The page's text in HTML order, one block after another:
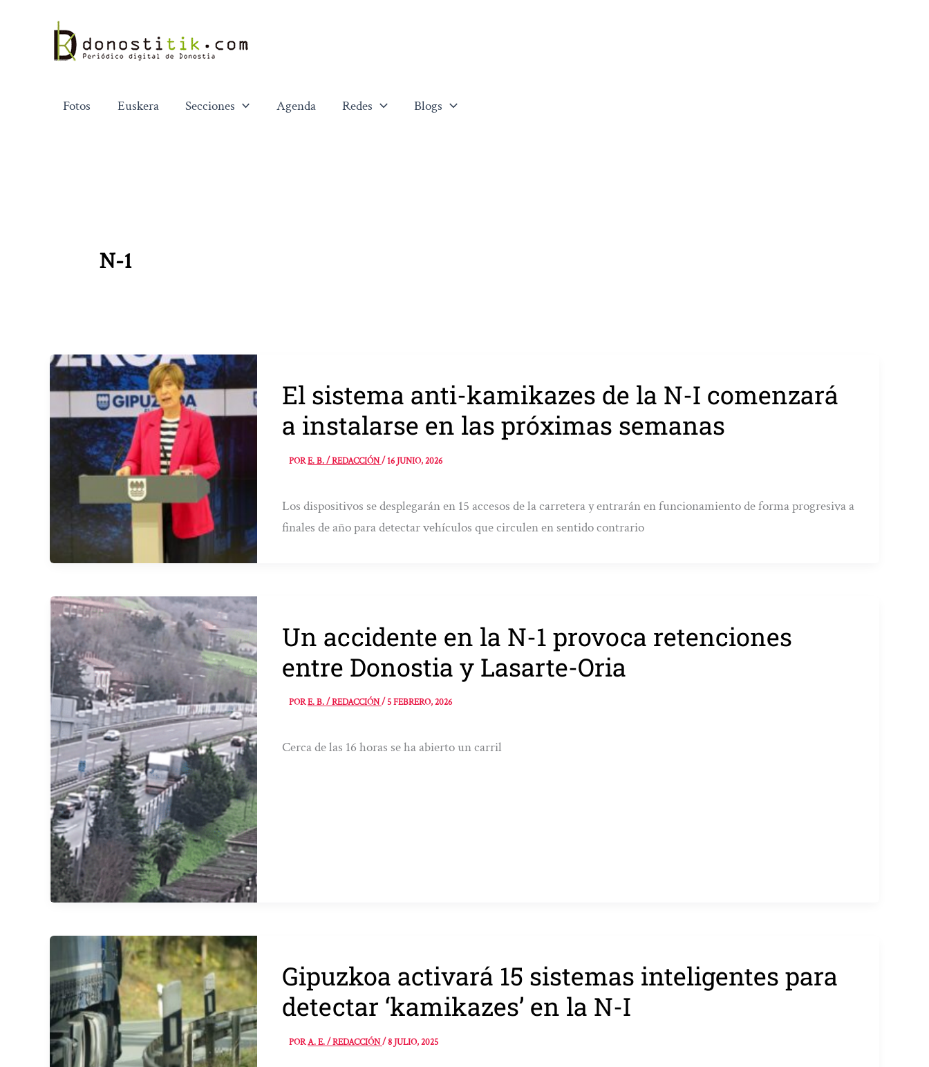
contenido
Fotos Euskera Secciones Agenda Redes Blogs
N-1
El sistema anti-kamikazes de la N-I comenzará
a instalarse en las próximas semanas
PORE. B. / REDACCIÓN/16 JUNIO, 2026
Los dispositivos se desplegarán en 15 accesos de la carretera y entrarán en funcionamiento de forma progresiva a
finales de año para detectar vehículos que circulen en sentido contrario
Un accidente en la N-1 provoca retenciones
entre Donostia y Lasarte-Oria
PORE. B. / REDACCIÓN/5 FEBRERO, 2026
Cerca de las 16 horas se ha abierto un carril
Gipuzkoa activará 15 sistemas inteligentes para
detectar ‘kamikazes’ en la N-I
PORA. E. / REDACCIÓN/8 JULIO, 2025